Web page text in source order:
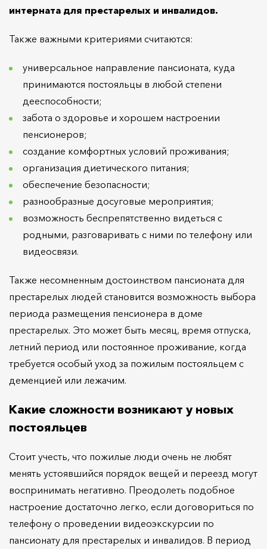
интерната для престарелых и инвалидов.
Также важными критериями считаются:
универсальное направление пансионата, куда
принимаются постояльцы в любой степени
дееспособности;
забота о здоровье и хорошем настроении
пенсионеров;
создание комфортных условий проживания;
организация диетического питания;
обеспечение безопасности;
разнообразные досуговые мероприятия;
возможность беспрепятственно видеться с
родными, разговаривать с ними по телефону или
видеосвязи.
Также несомненным достоинством пансионата для
престарелых людей становится возможность выбора
периода размещения пенсионера в доме
престарелых. Это может быть месяц, время отпуска,
летний период или постоянное проживание, когда
требуется особый уход за пожилым постояльцем с
деменцией или лежачим.
Какие сложности возникают у новых
постояльцев
Стоит учесть, что пожилые люди очень не любят
менять устоявшийся порядок вещей и переезд могут
воспринимать негативно. Преодолеть подобное
настроение достаточно легко, если договориться по
телефону о проведении видеоэкскурсии по
пансионату для престарелых и инвалидов. В период